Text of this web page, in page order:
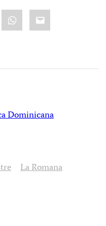
WhatsApp
Email
Dominicana
La Romana